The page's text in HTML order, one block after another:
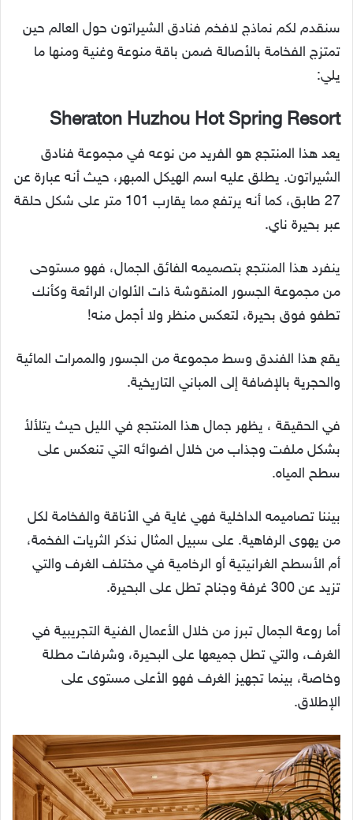
سنقدم لكم نماذج لافخم فنادق الشيراتون حول العالم حين
تمتزج الفخامة بالأصالة ضمن باقة منوعة وغنية ومنها ما
يلي:
Sheraton Huzhou Hot Spring Resort
يعد هذا المنتجع هو الفريد من نوعه في مجموعة فنادق
الشيراتون. يطلق عليه اسم الهيكل المبهر، حيث أنه عبارة عن
27 طابق، كما أنه يرتفع مما يقارب 101 متر على شكل حلقة
عبر بحيرة ناي.
ينفرد هذا المنتجع بتصميمه الفائق الجمال، فهو مستوحى
من مجموعة الجسور المنقوشة ذات الألوان الرائعة وكأنك
تطفو فوق بحيرة، لتعكس منظر ولا أجمل منه!
يقع هذا الفندق وسط مجموعة من الجسور والممرات المائية
والحجرية بالإضافة إلى المباني التاريخية.
في الحقيقة ، يظهر جمال هذا المنتجع في الليل حيث يتلألأ
بشكل ملفت وجذاب من خلال اضوائه التي تنعكس على
سطح المياه.
بيننا تصاميمه الداخلية فهي غاية في الأناقة والفخامة لكل
من يهوى الرفاهية. على سبيل المثال نذكر الثريات الفخمة،
أم الأسطح الغرانيتية أو الرخامية في مختلف الغرف والتي
تزيد عن 300 غرفة وجناح تطل على البحيرة.
أما روعة الجمال تبرز من خلال الأعمال الفنية التجريبية في
الغرف، والتي تطل جميعها على البحيرة، وشرفات مطلة
وخاصة، بينما تجهيز الغرف فهو الأعلى مستوى على
الإطلاق.